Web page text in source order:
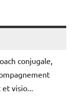
conjugale,
et visio...